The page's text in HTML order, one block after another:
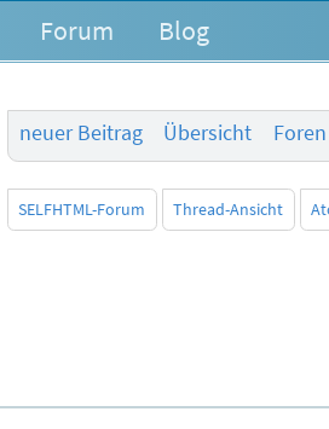
Forum Blog
neuer Beitrag
Übersicht Foren
SELFHTML-Forum Thread-Ansicht